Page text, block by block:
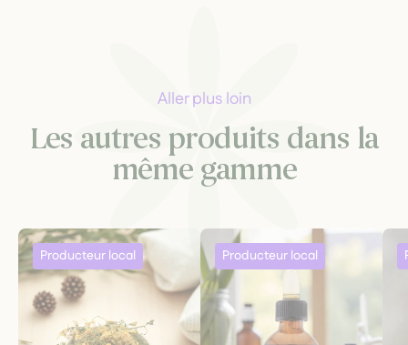
Aller plus loin
Les autres produits dans la
même gamme